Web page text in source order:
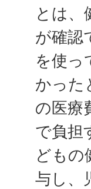
とは、
が確認
を使っ
かった
の医療
で負担
どもの
与し、